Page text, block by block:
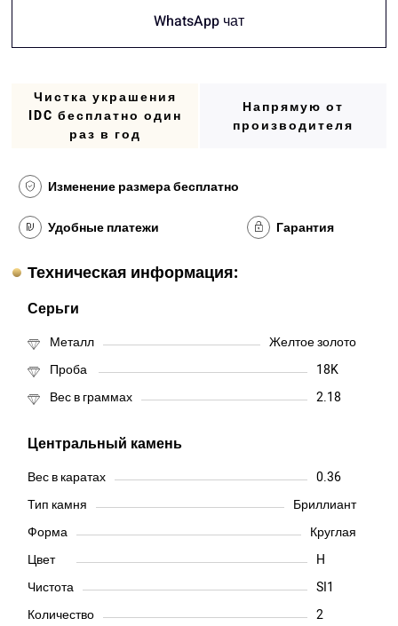
WhatsApp чат
Чистка украшения
IDC бесплатно один
раз в год
Напрямую от
производителя
Изменение размера бесплатно
Удобные платежи Гарантия
Техническая информация:
Серьги
Металл
Желтое золото
Проба
18K
Вес в граммах
2.18
Центральный камень
Вес в каратах
0.36
Тип камня
Бриллиант
Форма
Круглая
Цвет
H
Чистота
SI1
Количество
2